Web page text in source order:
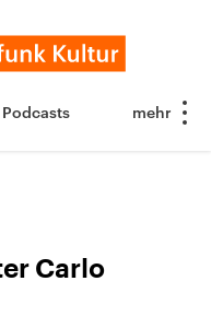
Podcasts
Carlo